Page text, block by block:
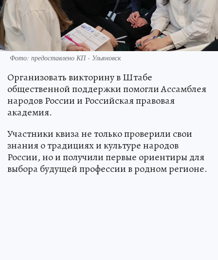
Фото: предоставлено КП - Ульяновск
Организовать викторину в Штабе
общественной поддержки помогли Ассамблея
народов России и Российская правовая
академия.
Участники квиза не только проверили свои
знания о традициях и культуре народов
России, но и получили первые ориентиры для
выбора будущей профессии в родном регионе.